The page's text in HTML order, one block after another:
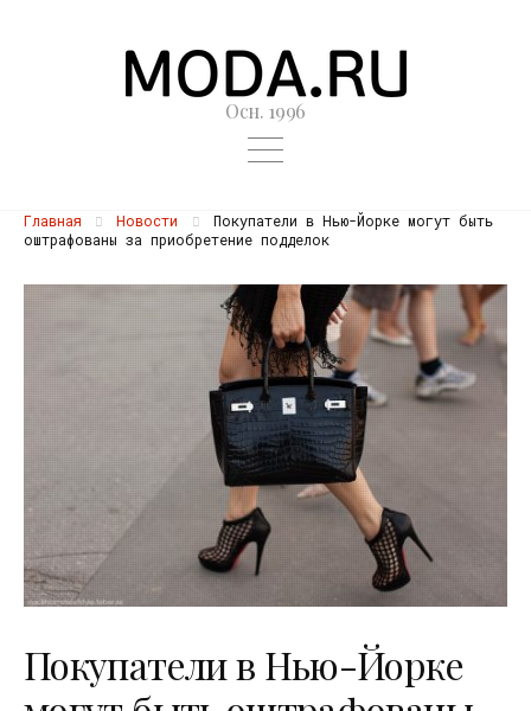
Осн. 1996
Главная Новости
Покупатели в Нью-Йорке могут быть
оштрафованы за приобретение подделок
Покупатели в Нью-Йорке